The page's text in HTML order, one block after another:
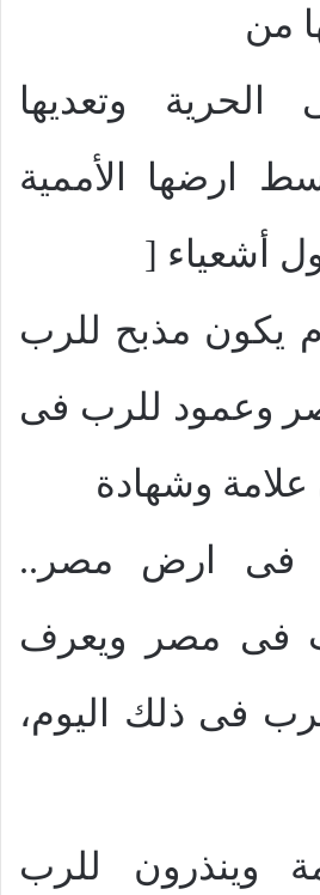
من
الحرية وتعديها
ارضها الأممية
أشعياء [
يكون مذبح للرب
وعمود للرب فى
وشهادة
فى ارض مصر..
فى مصر ويعرف
فى ذلك اليوم،
وينذرون للرب